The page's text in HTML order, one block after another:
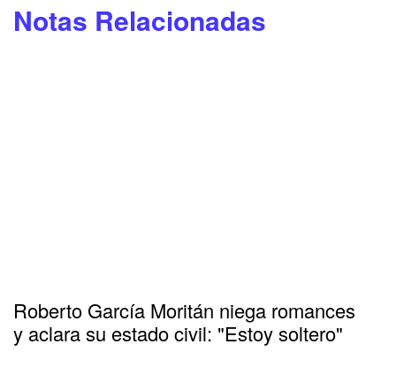
Notas Relacionadas
Roberto García Moritán niega romances
y aclara su estado civil: "Estoy soltero"